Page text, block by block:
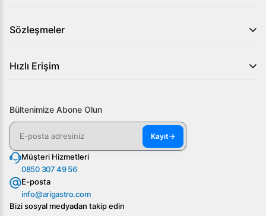
Sözleşmeler
Hızlı Erişim
Bültenimize Abone Olun
Kayıt→
Müşteri Hizmetleri
0850 307 49 56
E-posta
info@arigastro.com
Bizi sosyal medyadan takip edin